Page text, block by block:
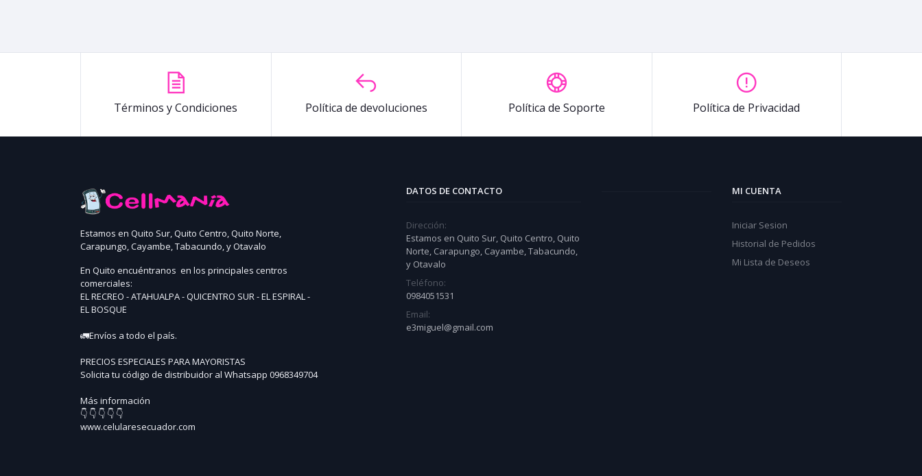
Términos y Condiciones Política de devoluciones Política de Soporte Política de Privacidad
Estamos en Quito Sur, Quito Centro, Quito Norte,
Carapungo, Cayambe, Tabacundo, y Otavalo
En Quito encuéntranos en los principales centros
comerciales:
EL RECREO - ATAHUALPA - QUICENTRO SUR - EL ESPIRAL -
EL BOSQUE
🚛Envíos a todo el país.
PRECIOS ESPECIALES PARA MAYORISTAS
Solicita tu código de distribuidor al Whatsapp 0968349704
Más información
👇 👇 👇 👇 👇
www.celularesecuador.com
DATOS DE CONTACTO
Dirección:
Estamos en Quito Sur, Quito Centro, Quito
Norte, Carapungo, Cayambe, Tabacundo,
y Otavalo
Teléfono:
0984051531
Email:
e3miguel@gmail.com
MI CUENTA
Iniciar Sesion
Historial de Pedidos
Mi Lista de Deseos